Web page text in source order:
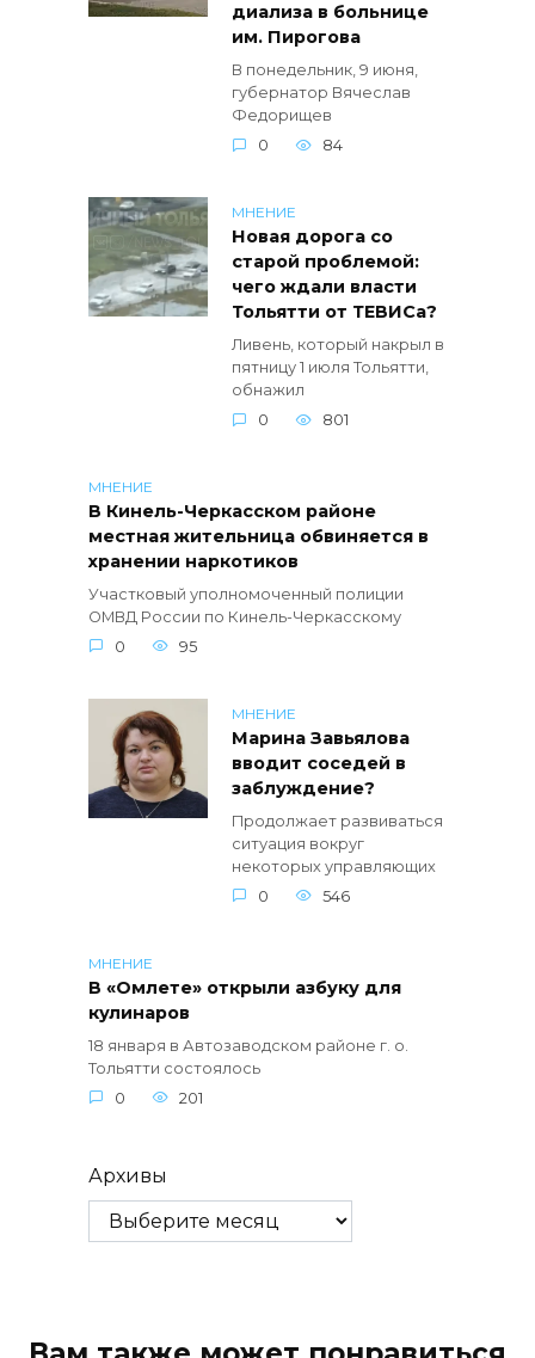
диализа в больнице
им. Пирогова
В понедельник, 9 июня,
губернатор Вячеслав
Федорищев
0
84
МНЕНИЕ
Новая дорога со
старой проблемой:
чего ждали власти
Тольятти от ТЕВИСа?
Ливень, который накрыл в
пятницу 1 июля Тольятти,
обнажил
0
801
МНЕНИЕ
В Кинель-Черкасском районе
местная жительница обвиняется в
хранении наркотиков
Участковый уполномоченный полиции
ОМВД России по Кинель-Черкасскому
0
95
МНЕНИЕ
Марина Завьялова
вводит соседей в
заблуждение?
Продолжает развиваться
ситуация вокруг
некоторых управляющих
0
546
МНЕНИЕ
В «Омлете» открыли азбуку для
кулинаров
18 января в Автозаводском районе г. о.
Тольятти состоялось
0
201
Архивы